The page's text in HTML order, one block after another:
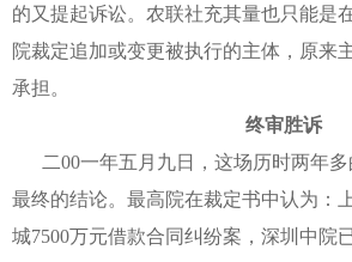
的又提起诉讼。农联社充其量也只能是
院裁定追加或变更被执行的主体，原来
承担。
终审胜诉
二00一年五月九日，这场历时两年
最终的结论。最高院在裁定书中认为：
城7500万元借款合同纠纷案，深圳中院